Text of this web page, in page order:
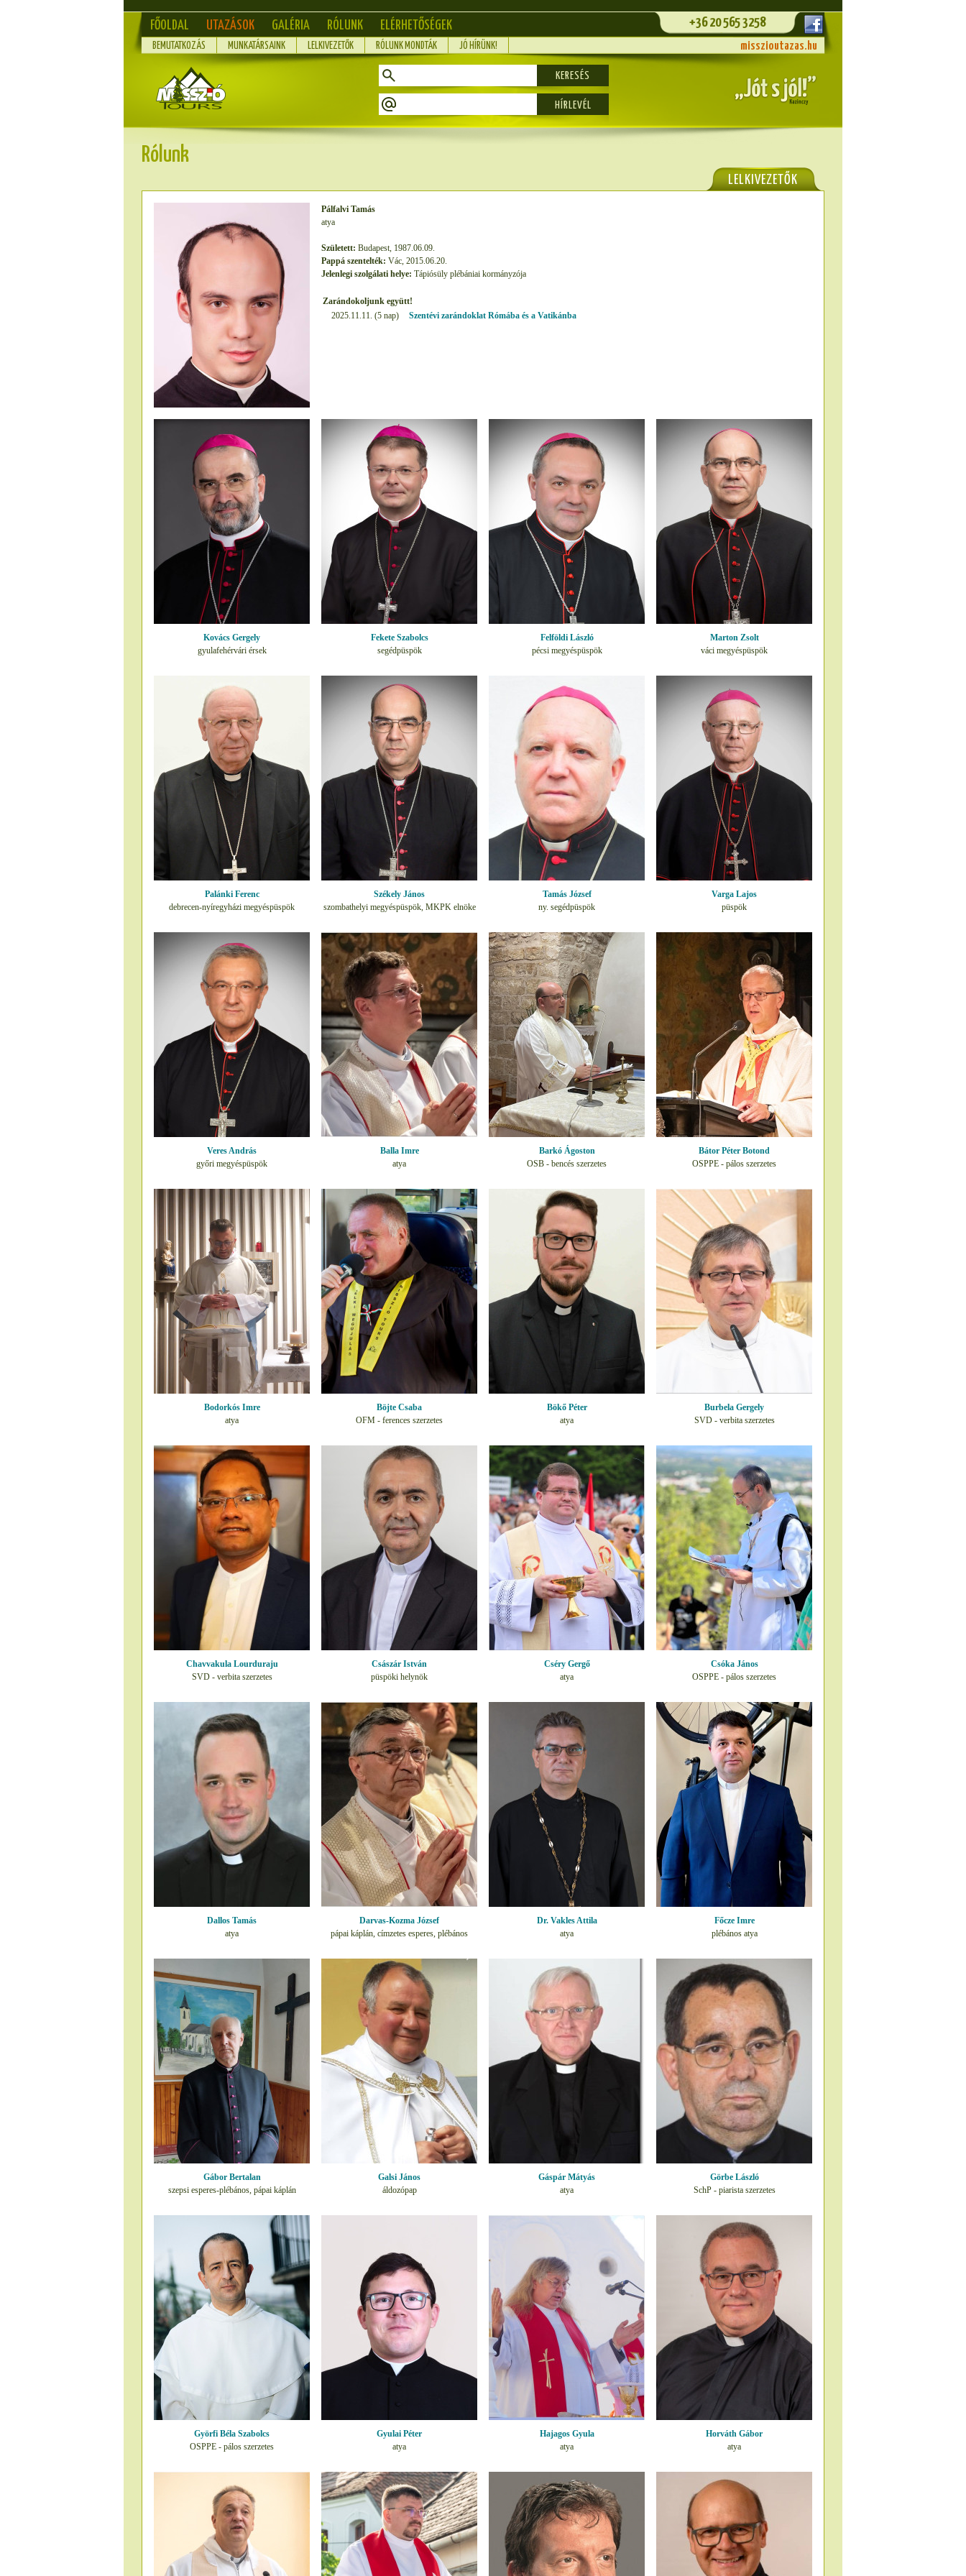
FŐOLDAL UTAZÁSOK GALÉRIA RÓLUNK ELÉRHETŐSÉGEK +36 20 565 3258
BEMUTATKOZÁS MUNKATÁRSAINK LELKIVEZETŐK RÓLUNK MONDTÁK JÓ HÍRÜNK! misszioutazas.hu
KERESÉS
Rólunk
LELKIVEZETŐK
Pálfalvi Tamás
atya
Született: Budapest, 1987.06.09.
Pappá szentelték: Vác, 2015.06.20.
Jelenlegi szolgálati helye: Tápiósüly plébániai kormányzója
Zarándokoljunk együtt!
2025.11.11. (5 nap)
Szentévi zarándoklat Rómába és a Vatikánba
Kovács Gergely
gyulafehérvári érsek
Fekete Szabolcs
segédpüspök
Felföldi László
pécsi megyéspüspök
Marton Zsolt
váci megyéspüspök
Palánki Ferenc
debrecen-nyíregyházi megyéspüspök
Székely János
szombathelyi megyéspüspök, MKPK elnöke
Tamás József
ny. segédpüspök
Varga Lajos
püspök
Veres András
győri megyéspüspök
Balla Imre
atya
Barkó Ágoston
OSB - bencés szerzetes
Bátor Péter Botond
OSPPE - pálos szerzetes
Bodorkós Imre
atya
Böjte Csaba
OFM - ferences szerzetes
Bökő Péter
atya
Burbela Gergely
SVD - verbita szerzetes
Chavvakula Lourduraju
SVD - verbita szerzetes
Császár István
püspöki helynök
Cséry Gergő
atya
Csóka János
OSPPE - pálos szerzetes
Dallos Tamás
atya
Darvas-Kozma József
pápai káplán, címzetes esperes, plébános
Dr. Vakles Attila
atya
Főcze Imre
plébános atya
Gábor Bertalan
szepsi esperes-plébános, pápai káplán
Galsi János
áldozópap
Gáspár Mátyás
atya
Görbe László
SchP - piarista szerzetes
Györfi Béla Szabolcs
OSPPE - pálos szerzetes
Gyulai Péter
atya
Hajagos Gyula
atya
Horváth Gábor
atya